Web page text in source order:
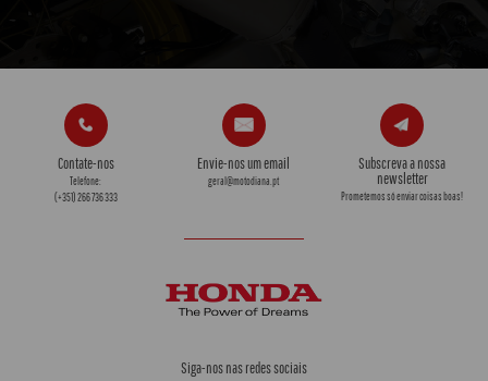
Contate-nos
Telefone:
(+351) 266 736 333
Envie-nos um email
geral@motodiana.pt
Subscreva a nossa
newsletter
Prometemos só enviar coisas boas!
Siga-nos nas redes sociais